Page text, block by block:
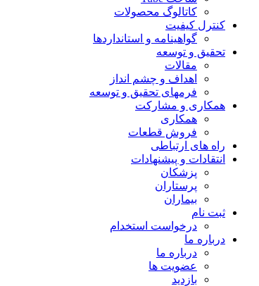
کاتالوگ محصولات
کنترل کیفیت
گواهينامه و استانداردها
تحقيق و توسعه
مقالات
اهداف و چشم انداز
فرمهای تحقیق و توسعه
همکاری و مشارکت
همکاری
فروش قطعات
راه های ارتباطی
انتقادات و پيشنهادات
پزشكان
پرستاران
بيماران
ثبت نام
درخواست استخدام
درباره ما
درباره ما
عضویت ها
بازدید